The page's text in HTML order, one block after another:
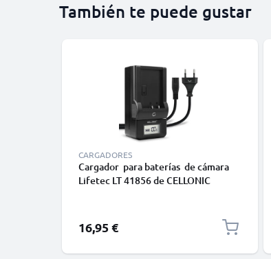
También te puede gustar
CARGADORES
Cargador para baterías de cámara
Lifetec LT 41856 de CELLONIC
16,95 €